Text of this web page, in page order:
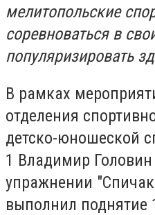
мелитопольские
соревноваться в
популяризировать
В рамках
отделения
детско-юношеской
1 Владимир
упражнении
выполнил поднятие